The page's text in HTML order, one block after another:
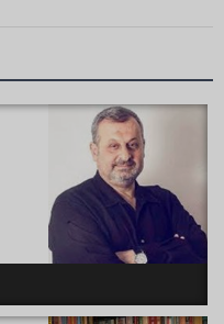
alarmı: Hissedilen 43 dereceyi
çalışmaları hızlandı: Yol ve